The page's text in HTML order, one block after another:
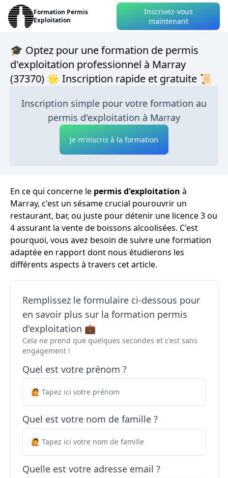
Formation Permis
Exploitation
Inscrivez-vous
maintenant
🎓 Optez pour une formation de permis
d'exploitation professionnel à Marray
(37370) 🌟 Inscription rapide et gratuite 📜
Inscription simple pour votre formation au
permis d'exploitation à Marray
Je m'inscris à la formation
En ce qui concerne le permis d'exploitation à
Marray, c'est un sésame crucial pourouvrir un
restaurant, bar, ou juste pour détenir une licence 3 ou
4 assurant la vente de boissons alcoolisées. C'est
pourquoi, vous avez besoin de suivre une formation
adaptée en rapport dont nous étudierons les
différents aspects à travers cet article.
Remplissez le formulaire ci-dessous pour
en savoir plus sur la formation permis
d'exploitation 💼
Cela ne prend que quelques secondes et c'est sans
engagement !
Quel est votre prénom ?
Quel est votre nom de famille ?
Quelle est votre adresse email ?